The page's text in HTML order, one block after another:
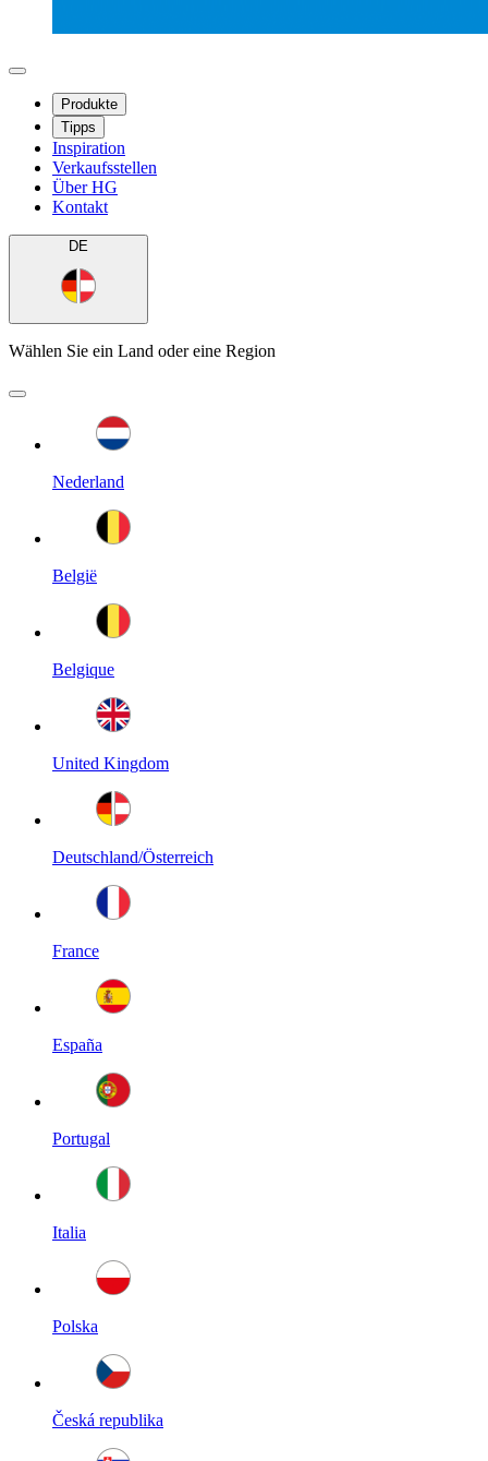
Produkte
Tipps
Inspiration
Verkaufsstellen
Über HG
Kontakt
DE
Wählen Sie ein Land oder eine Region
Nederland
België
Belgique
United Kingdom
Deutschland/Österreich
France
España
Portugal
Italia
Polska
Česká republika